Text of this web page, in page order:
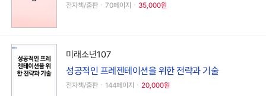
전자책/출판ㆍ70페이지ㆍ 35,000원
미래소년107
성공적인 프레젠테이션을 위한 전략과 기술
전자책/출판ㆍ144페이지ㆍ 20,000원